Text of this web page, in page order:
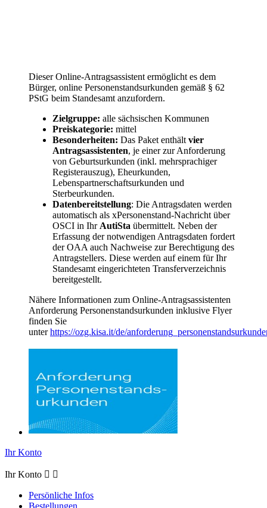
Dieser Online-Antragsassistent ermöglicht es dem
Bürger, online Personenstandsurkunden gemäß § 62
PStG beim Standesamt anzufordern.
Zielgruppe: alle sächsischen Kommunen
Preiskategorie: mittel
Besonderheiten: Das Paket enthält vier
Antragsassistenten, je einer zur Anforderung
von Geburtsurkunden (inkl. mehrsprachiger
Registerauszug), Eheurkunden,
Lebenspartnerschaftsurkunden und
Sterbeurkunden.
Datenbereitstellung: Die Antragsdaten werden
automatisch als xPersonenstand-Nachricht über
OSCI in Ihr AutiSta übermittelt. Neben der
Erfassung der notwendigen Antragsdaten fordert
der OAA auch Nachweise zur Berechtigung des
Antragstellers. Diese werden auf einem für Ihr
Standesamt eingerichteten Transferverzeichnis
bereitgestellt.
Nähere Informationen zum Online-Antragsassistenten
Anforderung Personenstandsurkunden inklusive Flyer
finden Sie
unterhttps://ozg.kisa.it/de/
Ihr Konto
Ihr Konto  
Persönliche Infos
Bestellungen